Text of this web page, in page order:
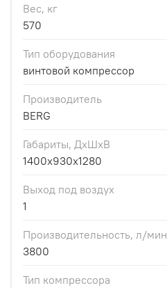
Вес, кг
570
Тип оборудования
винтовой компрессор
Производитель
BERG
Габариты, ДхШхВ
1400x930x1280
Выход под воздух
1
Производительность, л/мин
3800
Тип компрессора